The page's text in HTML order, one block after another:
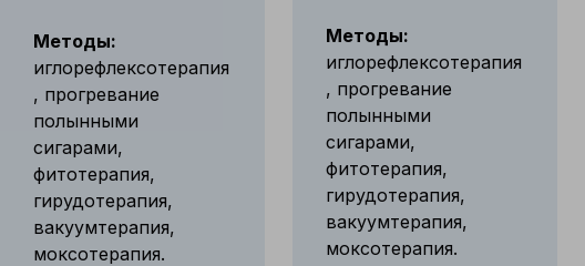
Методы:
иглорефлексотерапия
, прогревание
полынными
сигарами,
фитотерапия,
гирудотерапия,
вакуумтерапия,
моксотерапия.
Методы:
иглорефлексотерапия
, прогревание
полынными
сигарами,
фитотерапия,
гирудотерапия,
вакуумтерапия,
моксотерапия.